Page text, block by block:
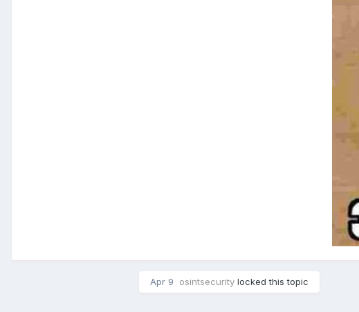
Apr 9 osintsecurity locked this topic